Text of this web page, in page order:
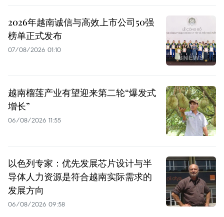
2026年越南诚信与高效上市公司50强
榜单正式发布
07/08/2026 01:10
越南榴莲产业有望迎来第二轮“爆发式
增长”
06/08/2026 11:55
以色列专家：优先发展芯片设计与半
导体人力资源是符合越南实际需求的
发展方向
06/08/2026 09:58